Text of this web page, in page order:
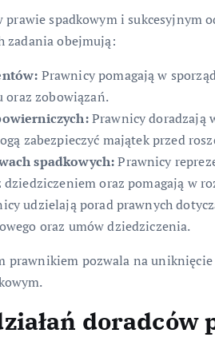
spadkowym i sukcesyjnym
zadania obejmują:
Prawnicy pomagają w
oraz zobowiązań.
Prawnicy doradzają
zabezpieczyć majątek przed
spadkowych:Prawnicy
dziedziczeniem oraz pomagają w
udzielają porad prawnych
oraz umów dziedziczenia.
prawnikiem pozwala na
doradców